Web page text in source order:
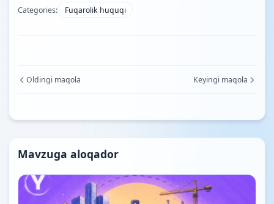
Categories: Fuqarolik huquqi
Oldingi maqola Keyingi maqola
Mavzuga aloqador